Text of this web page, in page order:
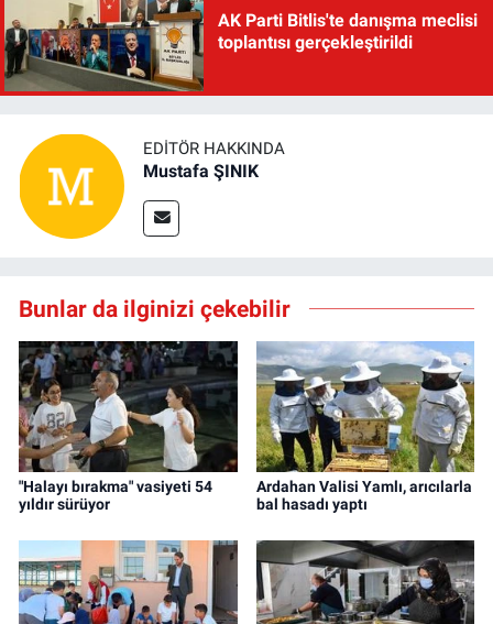
AK Parti Bitlis'te danışma meclisi
toplantısı gerçekleştirildi
EDITÖR HAKKINDA
Mustafa ŞINIK
Bunlar da ilginizi çekebilir
"Halayı bırakma" vasiyeti 54
yıldır sürüyor
Ardahan Valisi Yamlı, arıcılarla
bal hasadı yaptı